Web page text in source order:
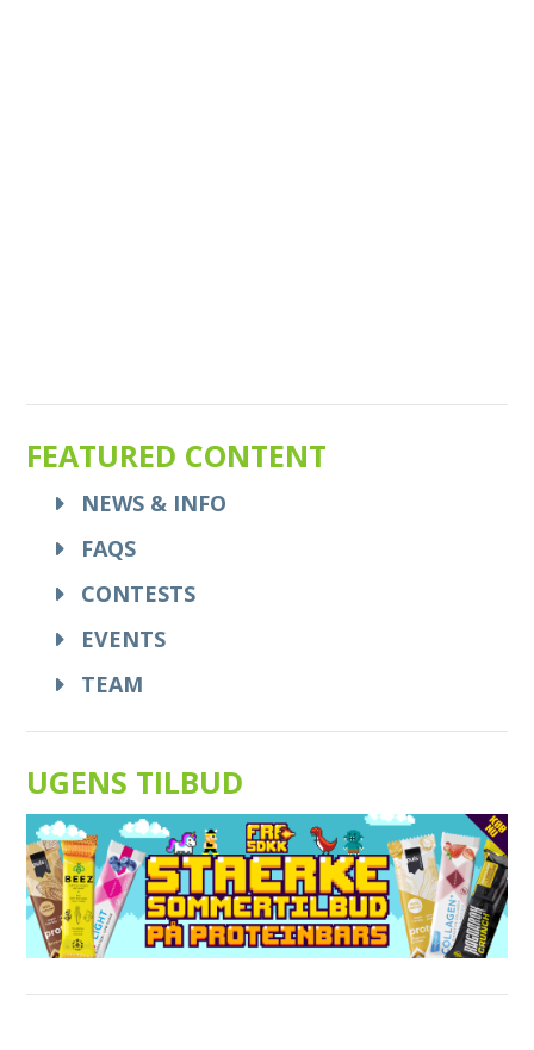
FEATURED CONTENT
NEWS & INFO
FAQS
CONTESTS
EVENTS
TEAM
UGENS TILBUD